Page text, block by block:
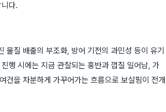
다.
질 배출의 부조화, 방어 기전의 과민성 등이 유기
행 시에는 지금 관찰되는 홍반과 껍질 일어남, 가
건을 차분하게 가꾸어가는 흐름으로 보살핌이 전개